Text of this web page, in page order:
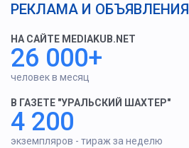
РЕКЛАМА И ОБЪЯВЛЕНИЯ
НА САЙТЕ MEDIAKUB.NET
26 000+
человек в месяц
В ГАЗЕТЕ "УРАЛЬСКИЙ ШАХТЕР"
4 200
экземпляров - тираж за неделю